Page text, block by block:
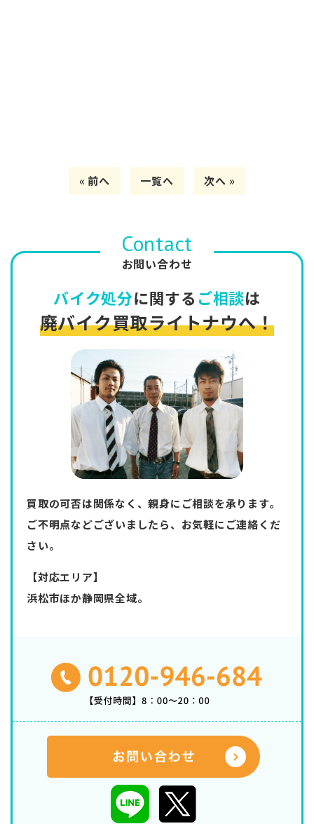
« 前へ 一覧へ 次へ »
Contact
お問い合わせ
バイク処分に関する ご相談は
廃バイク買取ライトナウへ！
買取の可否は関係なく、親身にご相談を承ります。
ご不明点などございましたら、お気軽にご連絡くだ
さい。
【対応エリア】
浜松市ほか静岡県全域。